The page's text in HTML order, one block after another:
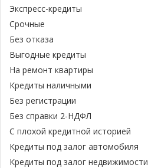
Экспресс-кредиты
Срочные
Без отказа
Выгодные кредиты
На ремонт квартиры
Кредиты наличными
Без регистрации
Без справки 2-НДФЛ
С плохой кредитной историей
Кредиты под залог автомобиля
Кредиты под залог недвижимости